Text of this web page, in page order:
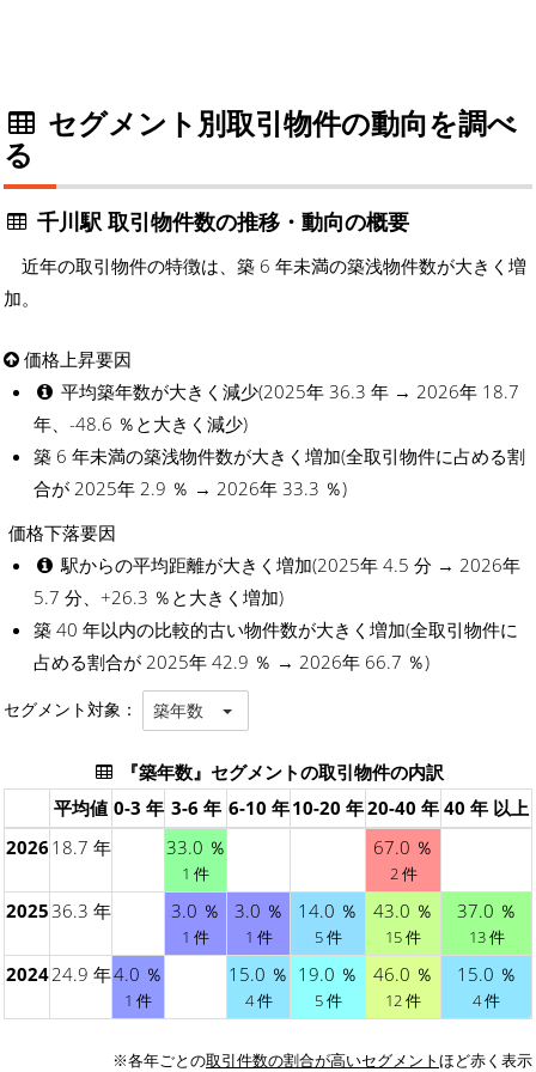
セグメント別取引物件の動向を調べ
る
千川駅 取引物件数の推移・動向の概要
近年の取引物件の特徴は、築 6 年未満の築浅物件数が大きく増
加。
価格上昇要因
平均築年数が大きく減少(2025年 36.3 年 → 2026年 18.7
年、-48.6 ％と大きく減少)
築 6 年未満の築浅物件数が大きく増加(全取引物件に占める割
合が 2025年 2.9 ％ → 2026年 33.3 ％)
価格下落要因
駅からの平均距離が大きく増加(2025年 4.5 分 → 2026年
5.7 分、+26.3 ％と大きく増加)
築 40 年以内の比較的古い物件数が大きく増加(全取引物件に
占める割合が 2025年 42.9 ％ → 2026年 66.7 ％)
セグメント対象： 築年数
『築年数』セグメントの取引物件の内訳
平均値 0-3 年 3-6 年 6-10 年10-20 年20-40 年 40 年 以上
2026 18.7 年 33.0 ％
1 件
67.0 ％
2 件
202536.3 年 3.0 ％
1 件
3.0 ％
1 件
14.0 ％
5 件
43.0 ％
15 件
37.0 ％
13 件
202424.9 年4.0 ％
1 件
15.0 ％
4 件
19.0 ％
5 件
46.0 ％
12 件
15.0 ％
4 件
※各年ごとの取引件数の割合が高いセグメントほど赤く表示